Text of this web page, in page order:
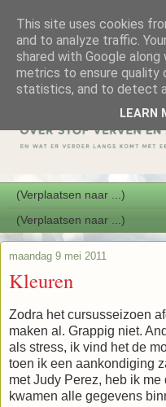
maandag 9 mei 2011
Kleuren
Zodra het cursusseizoen
maken al. Grappig niet.
als stress, ik vind het de
toen ik een aankondiging
met Judy Perez, heb ik
kwamen alle gegevens
This site uses cookies
and to analyze traffic.
shared with Google
metrics to ensure quality
statistics, and to detect
LEARN